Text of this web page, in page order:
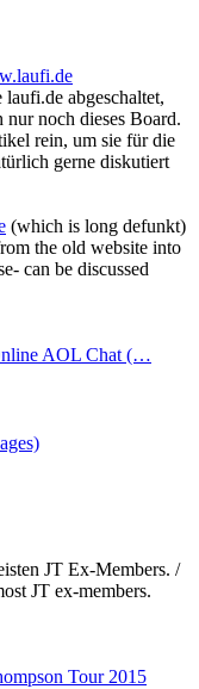
abgeschaltet,
noch dieses Board.
rein, um sie für die
gerne diskutiert
(which is long defunkt)
the old website into
can be discussed
AOL Chat (…
JT Ex-Members. /
JT ex-members.
Tour 2015